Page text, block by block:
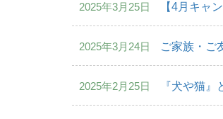
2025年3月25日 【4月キャ
2025年3月24日 ご家族・ご
2025年2月25日 『犬や猫』